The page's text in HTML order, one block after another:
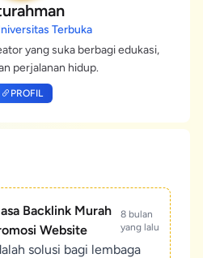
Terbuka
yang suka berbagi edukasi,
perjalanan hidup.
PROFIL
Backlink Murah
Website
8 bulan
yang lalu
solusi bagi lembaga